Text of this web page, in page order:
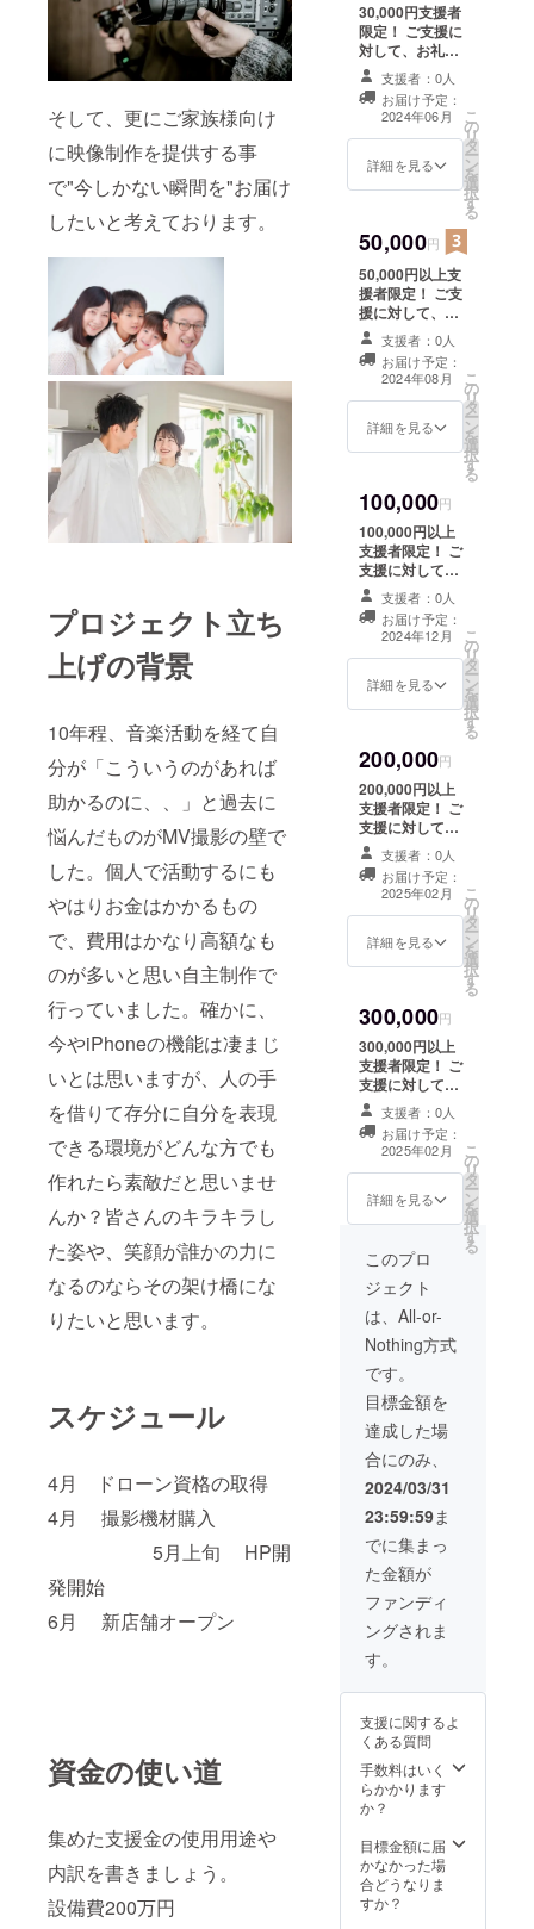
そして、更にご家族様向け
に映像制作を提供する事
で"今しかない瞬間を"お届け
したいと考えております。
プロジェクト立ち
上げの背景
10年程、音楽活動を経て自
分が「こういうのがあれば
助かるのに、、」と過去に
悩んだものがMV撮影の壁で
した。個人で活動するにも
やはりお金はかかるもの
で、費用はかなり高額なも
のが多いと思い自主制作で
行っていました。確かに、
今やiPhoneの機能は凄まじ
いとは思いますが、人の手
を借りて存分に自分を表現
できる環境がどんな方でも
作れたら素敵だと思いませ
んか？皆さんのキラキラし
た姿や、笑顔が誰かの力に
なるのならその架け橋にな
りたいと思います。
スケジュール
4月 ドローン資格の取得
4月 撮影機材購入
5月上旬 HP開
発開始
6月 新店舗オープン
資金の使い道
集めた支援金の使用用途や
内訳を書きましょう。
設備費200万円
30,000円支援者
限定！ ご支援に
対して、お礼
メッセージの送
付と、弊社の開
業動画YouTube
映像末尾への氏
名（or企業名
等）を掲載させ
は1年間で文字の
み支援様一覧と
しての掲載とな
ります。 ※支援
時、必ず備考欄
に掲載を希望さ
れるお名前をご
記入ください。
支援者：0人
お届け予定：
2024年06月
詳細を見る
こ
の
リ
タ
ー
ン
を
選
択
す
る
50,000円
50,000円以上支
援者限定！ ご支
援に対して、お
礼メッセージの
送付と、弊社の
開業動画
YouTube映像末
尾への氏名（or
企業名等）を掲
期間は1年間で文
字のみ支援様一
覧としての掲載
となります。 ※
支援時、必ず備
考欄に掲載を希
望されるお名前
をご記入くださ
い。 更に、ス
ナップ写真撮影5
枚まで特別にご
依頼可能です。
(ご希望の方の
であれば交通費
は掛かりませ
ん。 その他都道
府県は距離によ
り交通費、宿泊
費など別途必要
になります。 ※
スタジオや撮影
許可が必要な場
所はNGとさせて
いただきます。
有効期間は5ヶ月
ただきます。 (ス
ナップ写真ご希
望の方のみ。)
支援者：0人
お届け予定：
2024年08月
詳細を見る
こ
の
リ
タ
ー
ン
を
選
択
す
る
100,000円
100,000円以上
支援者限定！ ご
支援に対して、
お礼メッセージ
の送付と、弊社
の開業動画
YouTube映像末
尾への氏名（or
企業名等）を掲
影5枚、動画撮影
1回、編集 1回ま
で 特別にご依頼
可能です。 (ご希
望の方のみ。) ※
愛知県内であれ
ば交通費は掛か
りません。 その
他都道府県は距
離により交通
費、宿泊費など
別途必要になり
間は、最大6時間
までの固定でお
願い致します。
※スタジオや撮影
許可が必要な場
所はNGとさせて
いただきます。
有効期間は10ヶ
月以内とさせて
いただきます。
(スナップ写真、
支援者：0人
お届け予定：
2024年12月
詳細を見る
こ
の
リ
タ
ー
ン
を
選
択
す
る
200,000円
200,000円以上
支援者限定！ ご
支援に対して、
お礼メッセージ
の送付と、弊社
の開業動画
YouTube映像末
尾への氏名（or
企業名等）を掲
影5枚、動画撮影
2回、編集 2回ま
で 特別にご依頼
可能です。 (ご希
望の方のみ。) ※
愛知県内であれ
ば交通費は掛か
りません。 その
他都道府県は距
離により交通
費、宿泊費など
別途必要になり
間は、最大8時間
までの固定でお
願い致します。
※スタジオや撮影
許可が必要な場
所はNGとさせて
いただきます。
有効期間は10ヶ
月以内とさせて
いただきます。
(スナップ写真、
動画撮影ご希望
の方のみ。)
支援者：0人
お届け予定：
2025年02月
詳細を見る
こ
の
リ
タ
ー
ン
を
選
択
す
る
300,000円
300,000円以上
支援者限定！ ご
支援に対して、
お礼メッセージ
の送付と、弊社
の開業動画
YouTube映像末
尾への氏名（or
企業名等）を掲
スナップ写真撮
影5枚、動画撮影
3回、編集 3回ま
で 特別にご依頼
可能です。 (ご希
望の方のみ。) ※
愛知県内であれ
ば交通費は掛か
りません。 その
他都道府県は距
離により交通
費、宿泊費など
別途必要になり
間は、最大8時間
までの固定でお
願い致します。
※スタジオや撮影
許可が必要な場
所はNGとさせて
いただきます。
有効期間は10ヶ
月以内とさせて
いただきます。
(スナップ写真、
動画撮影ご希望
の方のみ。)
支援者：0人
お届け予定：
2025年02月
詳細を見る
こ
の
リ
タ
ー
ン
を
選
択
す
る
このプロ
ジェクト
は、All-or-
Nothing方式
です。
目標金額を
達成した場
合にのみ、
2024/03/31
23:59:59ま
でに集まっ
た金額が
ファンディ
ングされま
す。
支援に関するよ
くある質問
手数料はいく
らかかります
か？
目標金額に届
かなかった場
合どうなりま
すか？